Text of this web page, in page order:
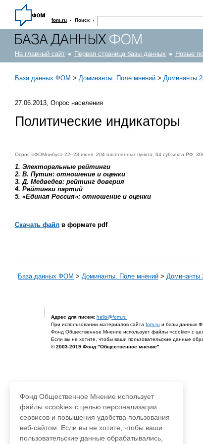
fom.ru · Поиск ·
На главный сайт Первая страница базы данных Новые
База данных ФОМ > Доминанты. Поле мнений > Доминанты
27.06.2013, Опрос населения
Политические индикаторы
Опрос «ФОМнибус» 22–23 июня. 204 населенных пункта, 64 субъекта РФ,
1. Электоральные рейтинги
2. В. Путин: отношение и оценки
3. Д. Медведев: рейтинг доверия
4. Рейтинги партий
5. «Единая Россия»: отношение и оценки
Скачать файл в формате pdf
База данных ФОМ > Доминанты. Поле мнений > Доминанты
Адрес для писем: hello@fom.ru
При использовании материалов сайта fom.ru и базы данных
Фонд Общественное Мнение использует файлы «cookie» с
Если вы не хотите, чтобы ваши пользовательские данные
© 2003-2019 Фонд "Общественное мнение"
Фонд Общественное Мнение использует
файлы «cookie» с целью персонализации
сервисов и повышения удобства пользования
веб-сайтом. Если вы не хотите, чтобы ваши
пользовательские данные обрабатывались,